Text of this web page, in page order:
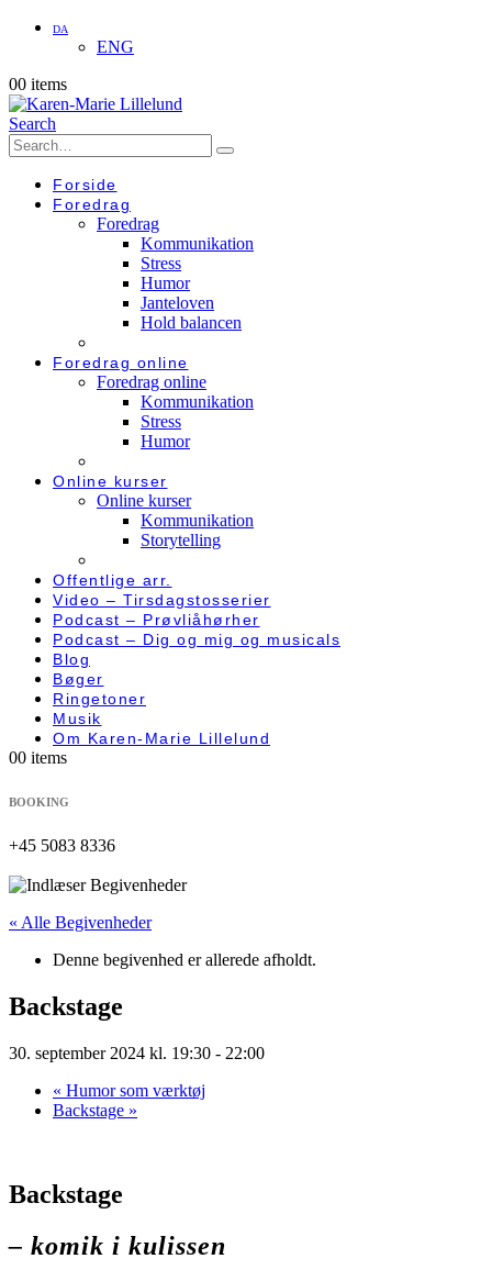
DA
ENG
00 items
Search
Forside
Foredrag
Foredrag
Kommunikation
Stress
Humor
Janteloven
Hold balancen
Foredrag online
Foredrag online
Kommunikation
Stress
Humor
Online kurser
Online kurser
Kommunikation
Storytelling
Offentlige arr.
Video – Tirsdagstosserier
Podcast – Prøvliåhørher
Podcast – Dig og mig og musicals
Blog
Bøger
Ringetoner
Musik
Om Karen-Marie Lillelund
00 items
BOOKING
+45 5083 8336
« Alle Begivenheder
Denne begivenhed er allerede afholdt.
Backstage
30. september 2024 kl. 19:30 - 22:00
« Humor som værktøj
Backstage »
Backstage
– komik i kulissen